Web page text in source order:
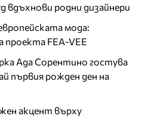
вдъхнови родни дизайнери
мода:
проекта FEA-VEE
Ада Сорентино гостува
първия рожден ден на
акцент върху